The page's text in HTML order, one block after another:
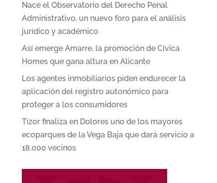
Nace el Observatorio del Derecho Penal
Administrativo, un nuevo foro para el análisis
jurídico y académico
Así emerge Amarre, la promoción de Cívica
Homes que gana altura en Alicante
Los agentes inmobiliarios piden endurecer la
aplicación del registro autonómico para
proteger a los consumidores
Tizor finaliza en Dolores uno de los mayores
ecoparques de la Vega Baja que dará servicio a
18.000 vecinos